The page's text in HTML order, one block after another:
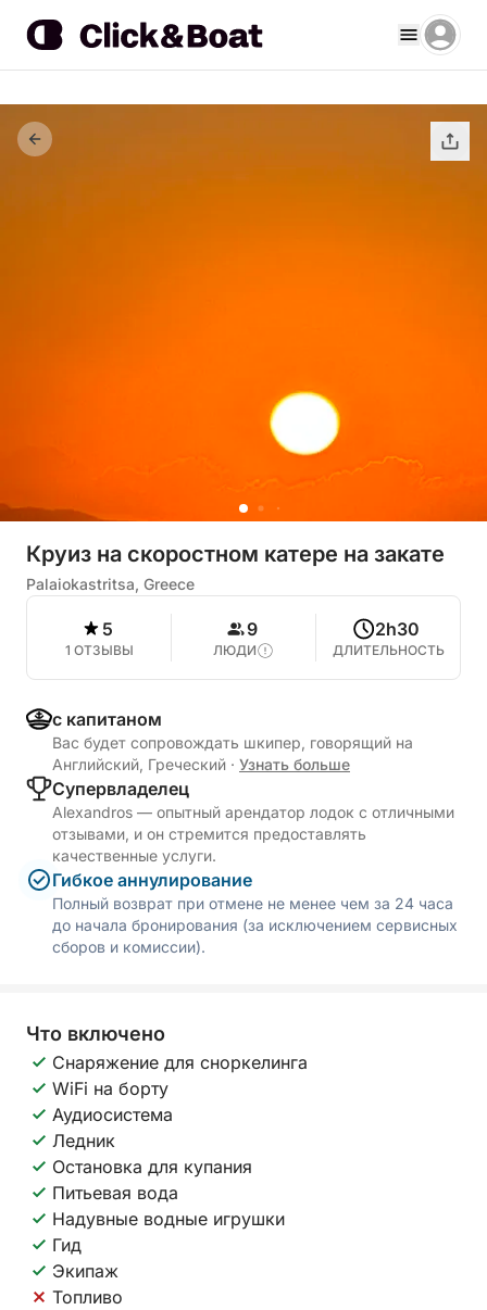
Круиз на скоростном катере на закате
Palaiokastritsa, Greece
5
1 ОТЗЫВЫ
9
ЛЮДИ
2h30
ДЛИТЕЛЬНОСТЬ
с капитаном
Вас будет сопровождать шкипер, говорящий на
Английский, Греческий · Узнать больше
Cупервладелец
Alexandros — опытный арендатор лодок с отличными
отзывами, и он стремится предоставлять
качественные услуги.
Гибкое аннулирование
Полный возврат при отмене не менее чем за 24 часа
до начала бронирования (за исключением сервисных
сборов и комиссии).
Что включено
Снаряжение для сноркелинга
WiFi на борту
Аудиосистема
Ледник
Остановка для купания
Питьевая вода
Надувные водные игрушки
Гид
Экипаж
Топливо